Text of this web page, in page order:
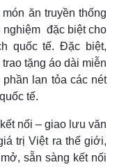
ăn truyền thống
nghiệm đặc biệt cho
quốc tế. Đặc biệt,
tặng áo dài miễn
lan tỏa các nét
tế.
nối – giao lưu văn
trị Việt ra thế giới,
sẵn sàng kết nối